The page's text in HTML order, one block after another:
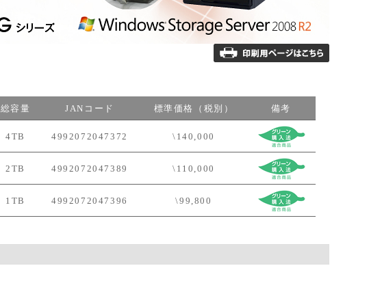
総容量 JANコード 標準価格（税別） 備考
4TB 4992072047372 \140,000
2TB 4992072047389 \110,000
1TB 4992072047396 \99,800